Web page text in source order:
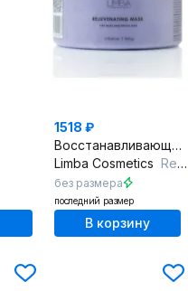
1518 ₽
Восстанавливающая маска с коллагеном и протеинами риса
Limba Cosmetics Rejuvenating Mask
без размера
последний размер
В корзину